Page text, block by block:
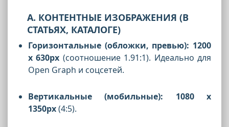
А. КОНТЕНТНЫЕ ИЗОБРАЖЕНИЯ (В
СТАТЬЯХ, КАТАЛОГЕ)
Горизонтальные (обложки, превью): 1200
x 630px (соотношение 1.91:1). Идеально для
Open Graph и соцсетей.
Вертикальные (мобильные):
1080 x
1350px(4:5).